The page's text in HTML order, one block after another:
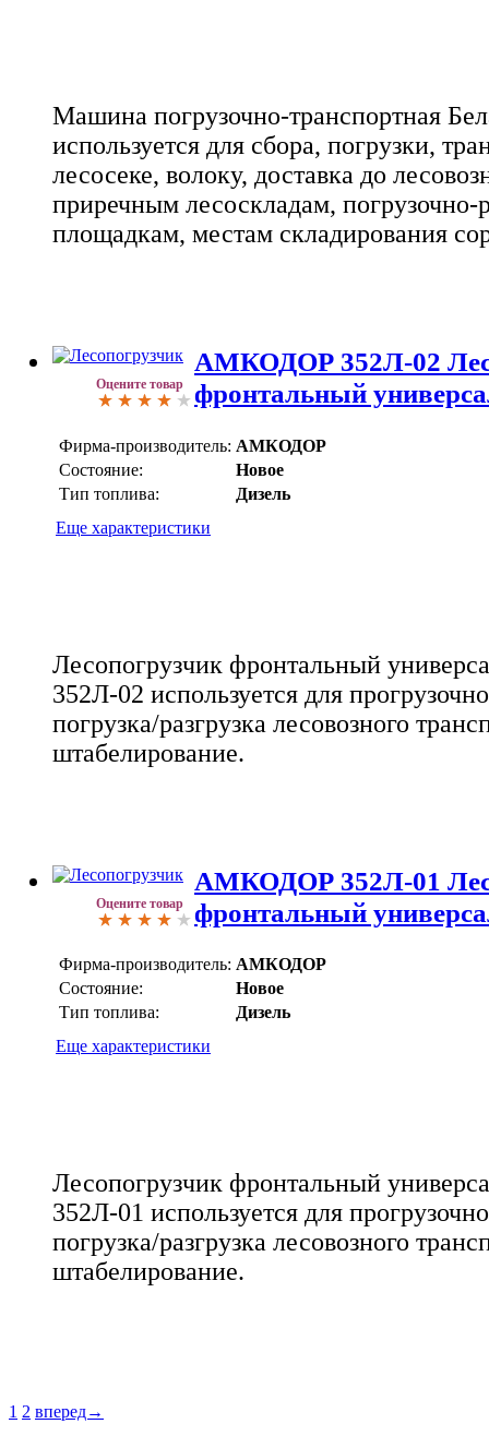
Машина погрузочно-транспортная
используется для сбора, погрузки,
лесосеке, волоку, доставка до
приречным лесоскладам, погрузочно-
площадкам, местам складирования
Оцените товар
АМКОДОР 352Л-02
фронтальный
Фирма-производитель: АМКОДОР
Состояние:
Новое
Тип топлива:
Дизель
Еще характеристики
Лесопогрузчик фронтальный
352Л-02 используется для
погрузка/разгрузка лесовозного
штабелирование.
Оцените товар
АМКОДОР 352Л-01
фронтальный
Фирма-производитель: АМКОДОР
Состояние:
Новое
Тип топлива:
Дизель
Еще характеристики
Лесопогрузчик фронтальный
352Л-01 используется для
погрузка/разгрузка лесовозного
штабелирование.
1 2 вперед→